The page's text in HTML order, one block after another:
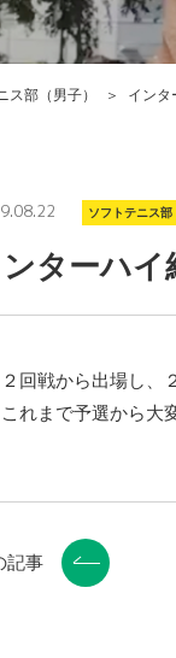
ス部（男子） インタ
ソフトテニス部
ターハイ
２回戦から出場し、
これまで予選から大
記事